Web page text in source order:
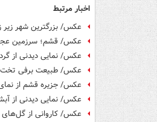
اخبار مرتبط
عکس/ بزرگترین شهر زیر
عکس/ قشم؛ سرزمین
عکس/ نمایی دیدنی از
عکس/ طبیعت برفی تخت
عکس/ جزیره قشم از
عکس/ نمایی دیدنی از
عکس/ کاروانی از گل‌های